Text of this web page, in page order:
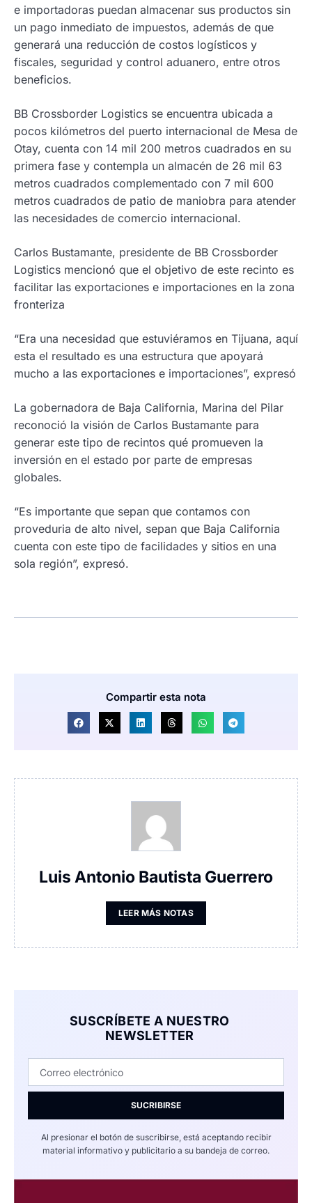
e importadoras puedan almacenar sus productos sin
un pago inmediato de impuestos, además de que
generará una reducción de costos logísticos y
fiscales, seguridad y control aduanero, entre otros
beneficios.
BB Crossborder Logistics se encuentra ubicada a
pocos kilómetros del puerto internacional de Mesa de
Otay, cuenta con 14 mil 200 metros cuadrados en su
primera fase y contempla un almacén de 26 mil 63
metros cuadrados complementado con 7 mil 600
metros cuadrados de patio de maniobra para atender
las necesidades de comercio internacional.
Carlos Bustamante, presidente de BB Crossborder
Logistics mencionó que el objetivo de este recinto es
facilitar las exportaciones e importaciones en la zona
fronteriza
“Era una necesidad que estuviéramos en Tijuana, aquí
esta el resultado es una estructura que apoyará
mucho a las exportaciones e importaciones”, expresó
La gobernadora de Baja California, Marina del Pilar
reconoció la visión de Carlos Bustamante para
generar este tipo de recintos qué promueven la
inversión en el estado por parte de empresas
globales.
“Es importante que sepan que contamos con
proveduria de alto nivel, sepan que Baja California
cuenta con este tipo de facilidades y sitios en una
sola región”, expresó.
Compartir esta nota
Luis Antonio Bautista Guerrero
LEER MÁS NOTAS
SUSCRÍBETE A NUESTRO
NEWSLETTER
SUCRIBIRSE
Al presionar el botón de suscribirse, está aceptando recibir
material informativo y publicitario a su bandeja de correo.